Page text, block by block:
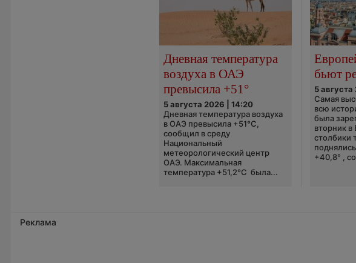
Дневная температура
воздуха в ОАЭ
превысила +51°
5 августа 2026 | 14:20
Дневная температура воздуха
в ОАЭ превысила +51°C,
сообщил в среду
Национальный
метеорологический центр
ОАЭ. Максимальная
температура +51,2°C была...
бьют
5
Самая
всю
была
вторник в
столбики
+40,8° ,
Реклама